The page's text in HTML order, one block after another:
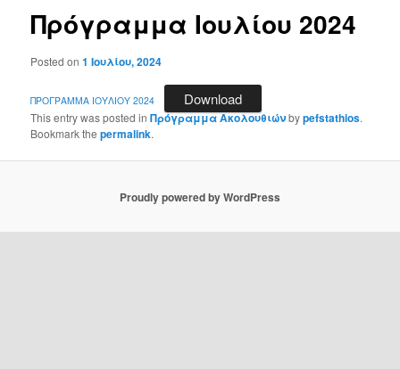
Πρόγραμμα Ιουλίου 2024
Posted on1 Ιουλίου, 2024
ΠΡΟΓΡΑΜΜΑ ΙΟΥΛΙΟΥ 2024 Download
This entry was posted inΠρόγραμμα Ακολουθιώνbypefstathios.
Bookmark thepermalink.
Proudly powered by WordPress